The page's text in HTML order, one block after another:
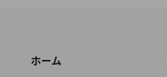
ホーム